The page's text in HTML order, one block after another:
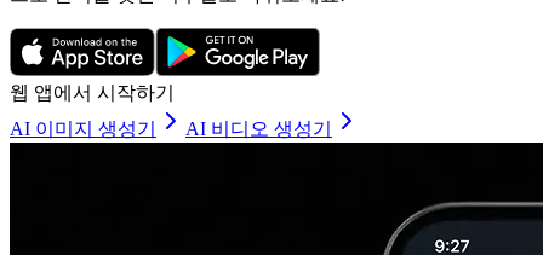
웹 앱에서 시작하기
AI 이미지 생성기
AI 비디오 생성기